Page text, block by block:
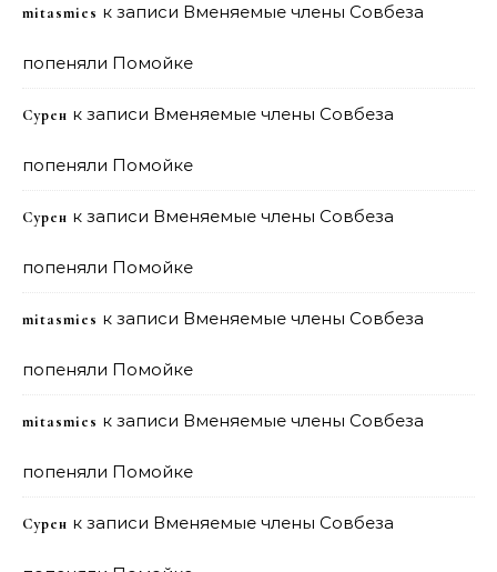
mitasmies к записи Вменяемые члены Совбеза
попеняли Помойке
Сурен к записи Вменяемые члены Совбеза
попеняли Помойке
Сурен к записи Вменяемые члены Совбеза
попеняли Помойке
mitasmies к записи Вменяемые члены Совбеза
попеняли Помойке
mitasmies к записи Вменяемые члены Совбеза
попеняли Помойке
Сурен к записи Вменяемые члены Совбеза